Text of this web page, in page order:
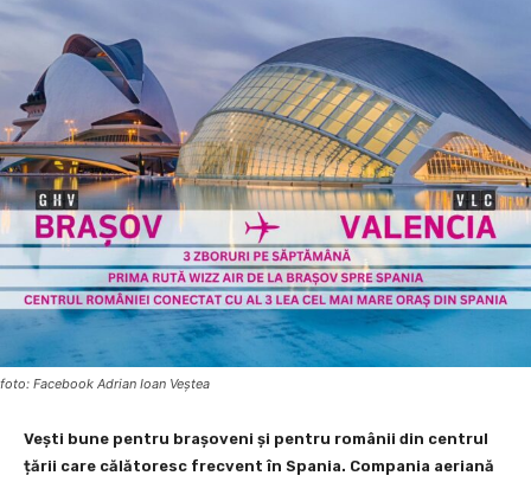
foto: Facebook Adrian Ioan Veştea
Vești bune pentru brașoveni și pentru românii din centrul
țării care călătoresc frecvent în Spania. Compania aeriană